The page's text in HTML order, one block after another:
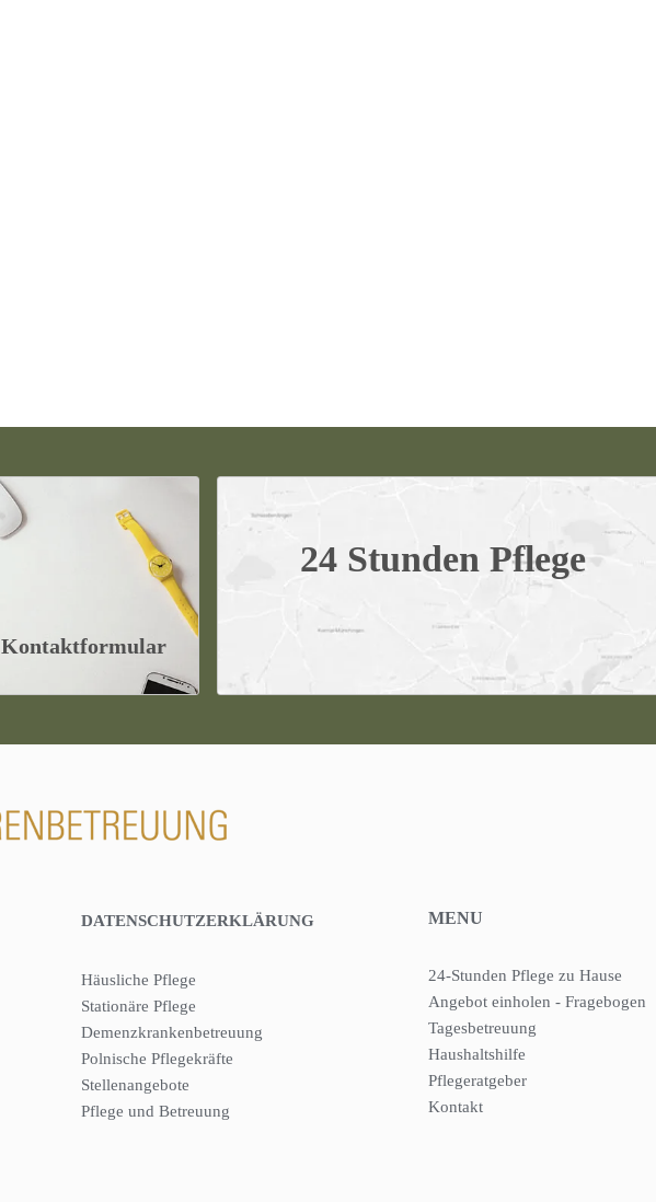
Kontaktformular
24 Stunden Pflege
DATENSCHUTZERKLÄRUNG
Häusliche Pflege
Stationäre Pflege
Demenzkrankenbetreuung
Polnische Pflegekräfte
Stellenangebote
Pflege und Betreuung
MENU
24-Stunden Pflege zu Hause
Angebot einholen - Fragebogen
Tagesbetreuung
Haushaltshilfe
Pflegeratgeber
Kontakt